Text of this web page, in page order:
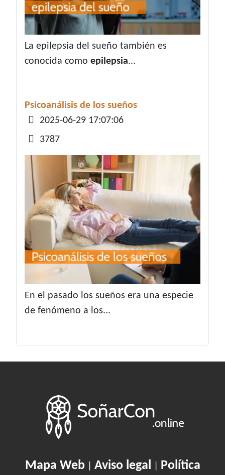
La epilepsia del sueño también es
conocida como epilepsia...
Psicoanálisis de los sueños
Detalles
2025-06-29 17:07:06
3787
En el pasado los sueños era una especie
de fenómeno a los...
Mapa Web| Aviso legal Política